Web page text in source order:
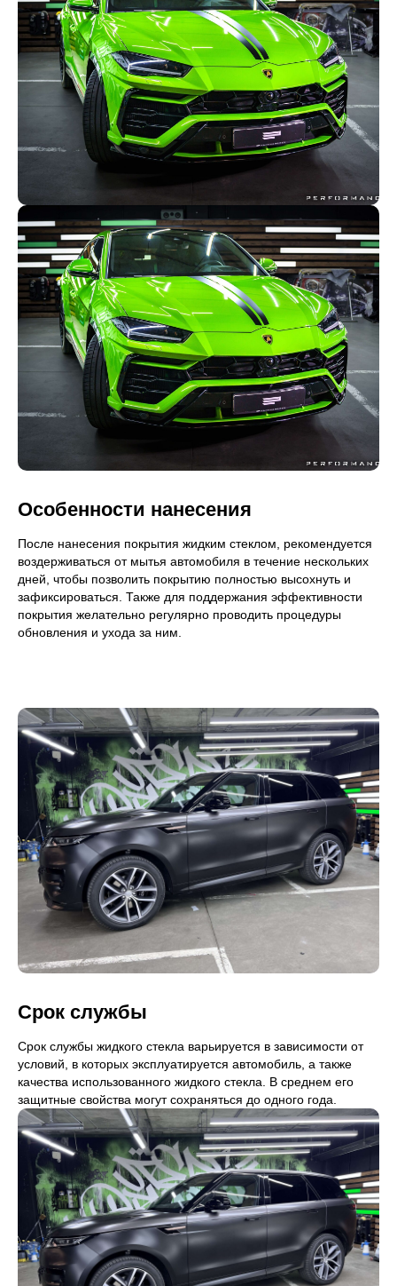
Особенности нанесения
После нанесения покрытия жидким стеклом, рекомендуется
воздерживаться от мытья автомобиля в течение нескольких
дней, чтобы позволить покрытию полностью высохнуть и
зафиксироваться. Также для поддержания эффективности
покрытия желательно регулярно проводить процедуры
обновления и ухода за ним.
Срок службы
Срок службы жидкого стекла варьируется в зависимости от
условий, в которых эксплуатируется автомобиль, а также
качества использованного жидкого стекла. В среднем его
защитные свойства могут сохраняться до одного года.